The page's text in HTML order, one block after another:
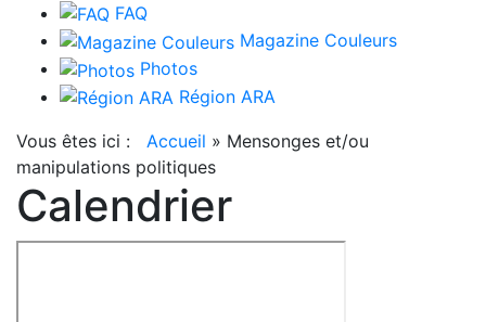
FAQ
Magazine Couleurs
Photos
Région ARA
Vous êtes ici : Accueil » Mensonges et/ou
manipulations politiques
Calendrier